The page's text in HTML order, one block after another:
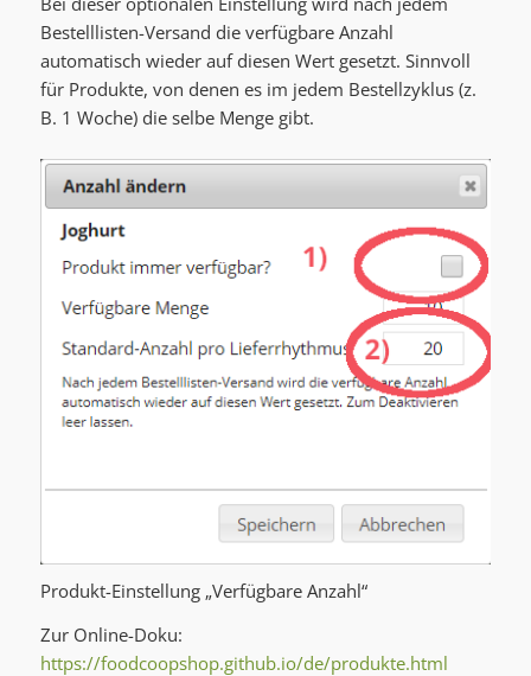
Bestelllisten-Versand die verfügbare Anzahl
automatisch wieder auf diesen Wert gesetzt. Sinnvoll
für Produkte, von denen es im jedem Bestellzyklus (z.
B. 1 Woche) die selbe Menge gibt.
Produkt-Einstellung „Verfügbare Anzahl“
Zur Online-Doku:
https://foodcoopshop.github.io/de/produkte.html